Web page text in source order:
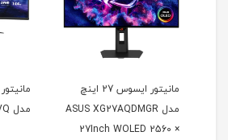
مانیتور ایسوس 27 اینچ
مدل ASUS XG27AQDMGR
27Inch WOLED 2560 ×
مدل ROG Strix XG49VQ